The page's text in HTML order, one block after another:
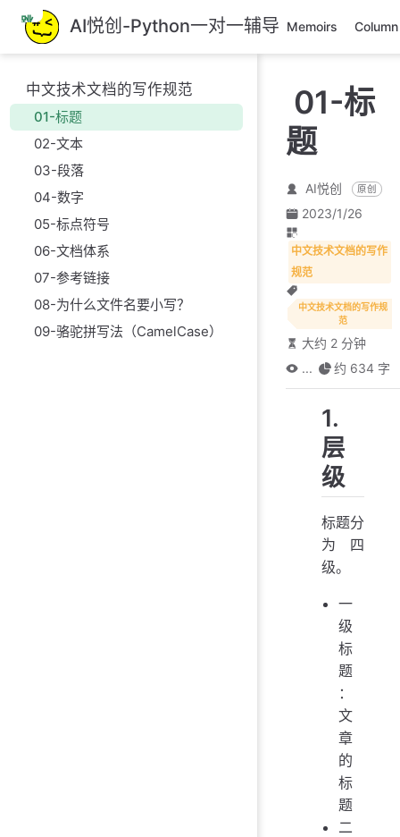
跳
至
主
要
內
AI悦创-Python一对一辅导 Memoirs Column
中文技术文档的写作规范
01-标题
02-文本
03-段落
04-数字
05-标点符号
06-文档体系
07-参考链接
08-为什么文件名要小写？
09-骆驼拼写法（CamelCase）
01-标
题
AI悦创 原创
2023/1/26
中文技术文档的写作
规范
中文技术文档的写作规
范
大约 2 分钟
...
约 634 字
1.
层
级
标题分
为四
级。
一
级
标
题
：
文
章
的
标
题
二